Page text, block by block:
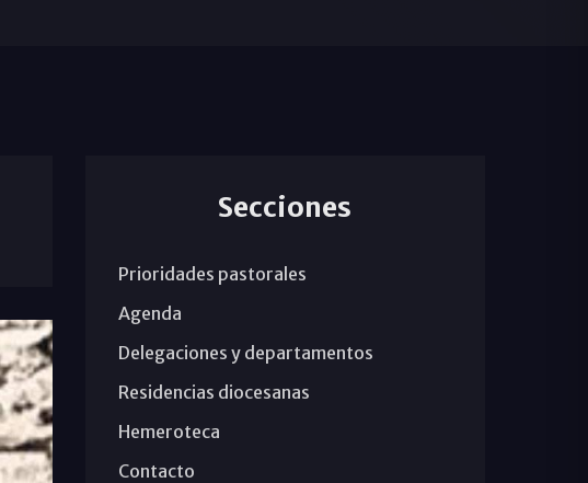
Secciones
Prioridades pastorales
Agenda
Delegaciones y departamentos
Residencias diocesanas
Hemeroteca
Contacto